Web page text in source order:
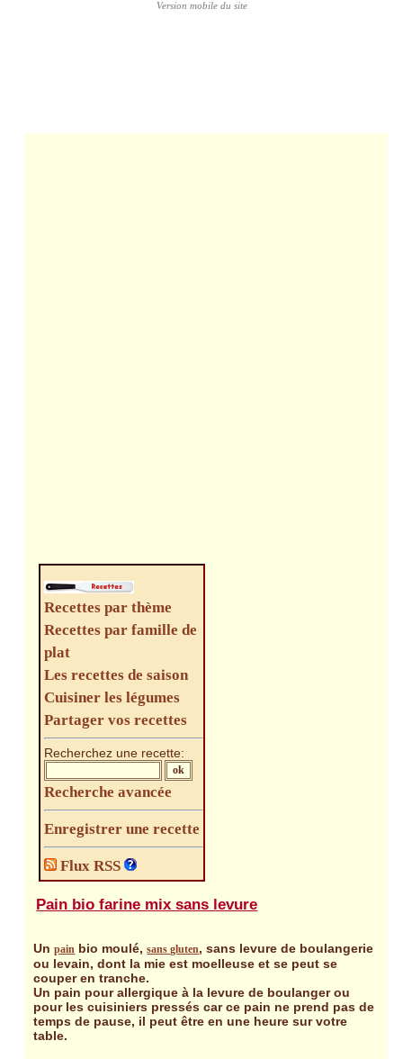
Recettes par thème
Recettes par famille de
plat
Les recettes de saison
Cuisiner les légumes
Partager vos recettes
Recherchez une recette:
Recherche avancée
Enregistrer une recette
Flux RSS
Pain bio farine mix sans levure
Unpain bio moulé,sans gluten, sans levure de boulangerie
ou levain, dont la mie est moelleuse et se peut se
couper en tranche.
Un pain pour allergique à la levure de boulanger ou
pour les cuisiniers pressés car ce pain ne prend pas de
temps de pause, il peut être en une heure sur votre
table.